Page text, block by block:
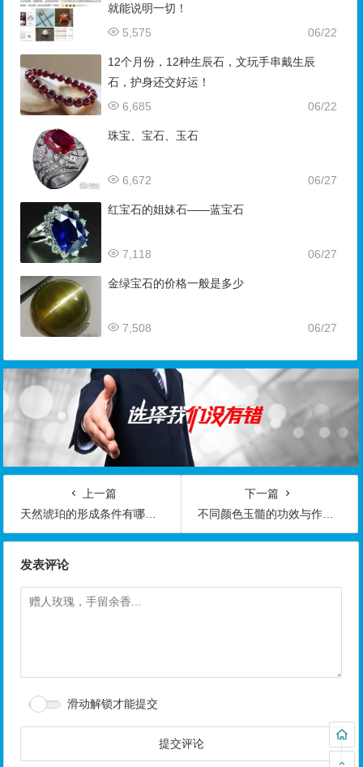
就能说明一切！
06/22
5,575
12个月份，12种生辰石，文玩手串戴生辰
石，护身还交好运！
06/22
6,685
珠宝、宝石、玉石
06/27
6,672
红宝石的姐妹石——蓝宝石
06/27
7,118
金绿宝石的价格一般是多少
06/27
7,508
上一篇
天然琥珀的形成条件有哪些？图解琥珀的形成过程
下一篇
不同颜色玉髓的功效与作用都有哪些？
发表评论
滑动解锁才能提交